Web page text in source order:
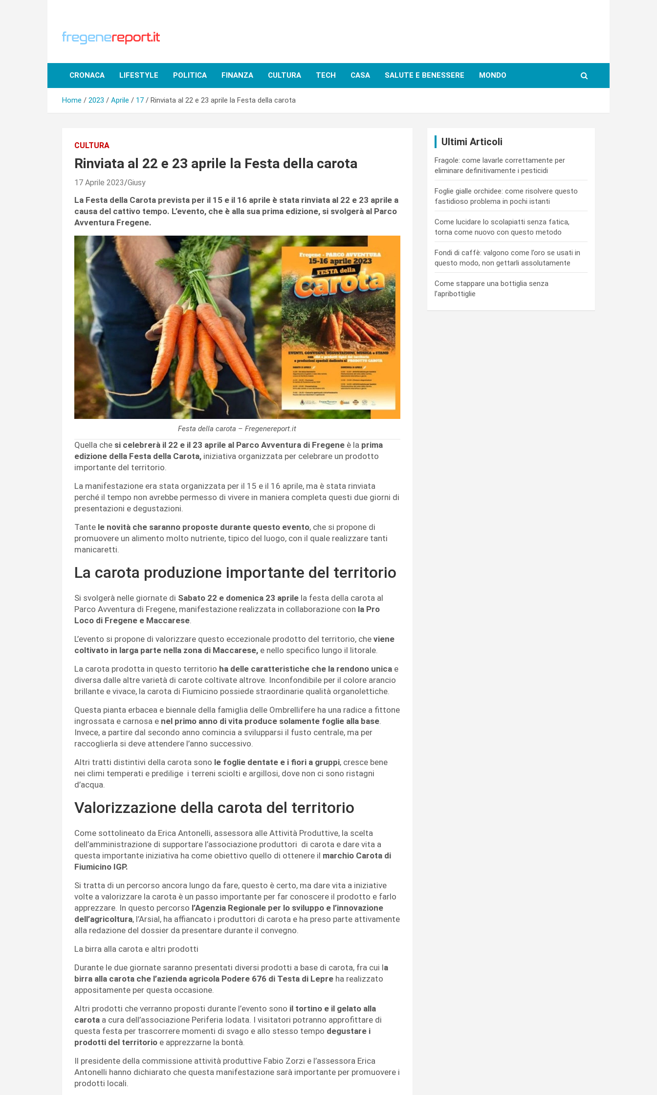
CRONACA LIFESTYLE POLITICA FINANZA CULTURA TECH CASA SALUTE E BENESSERE MONDO
Home 2023 Aprile 17 Rinviata al 22 e 23 aprile la Festa della carota
CULTURA
Rinviata al 22 e 23 aprile la Festa della carota
17 Aprile 2023 Giusy
La Festa della Carota prevista per il 15 e il 16 aprile è stata rinviata al 22 e 23 aprile a
causa del cattivo tempo. L’evento, che è alla sua prima edizione, si svolgerà al Parco
Avventura Fregene.
Festa della carota – Fregenereport.it
Quella che si celebrerà il 22 e il 23 aprile al Parco Avventura di Fregene è la prima
edizione della Festa della Carota, iniziativa organizzata per celebrare un prodotto
importante del territorio.
La manifestazione era stata organizzata per il 15 e il 16 aprile, ma è stata rinviata
perché il tempo non avrebbe permesso di vivere in maniera completa questi due giorni di
presentazioni e degustazioni.
Tante le novità che saranno proposte durante questo evento, che si propone di
promuovere un alimento molto nutriente, tipico del luogo, con il quale realizzare tanti
manicaretti.
La carota produzione importante del territorio
Si svolgerà nelle giornate di Sabato 22 e domenica 23 aprile la festa della carota al
Parco Avventura di Fregene, manifestazione realizzata in collaborazione con la Pro
Loco di Fregene e Maccarese.
L’evento si propone di valorizzare questo eccezionale prodotto del territorio, che viene
coltivato in larga parte nella zona di Maccarese, e nello specifico lungo il litorale.
La carota prodotta in questo territorio ha delle caratteristiche che la rendono unica e
diversa dalle altre varietà di carote coltivate altrove. Inconfondibile per il colore arancio
brillante e vivace, la carota di Fiumicino possiede straordinarie qualità organolettiche.
Questa pianta erbacea e biennale della famiglia delle Ombrellifere ha una radice a fittone
ingrossata e carnosa e nel primo anno di vita produce solamente foglie alla base.
Invece, a partire dal secondo anno comincia a svilupparsi il fusto centrale, ma per
raccoglierla si deve attendere l’anno successivo.
Altri tratti distintivi della carota sono le foglie dentate e i fiori a gruppi, cresce bene
nei climi temperati e predilige i terreni sciolti e argillosi, dove non ci sono ristagni
d’acqua.
Valorizzazione della carota del territorio
Come sottolineato da Erica Antonelli, assessora alle Attività Produttive, la scelta
dell’amministrazione di supportare l’associazione produttori di carota e dare vita a
questa importante iniziativa ha come obiettivo quello di ottenere il marchio Carota di
Fiumicino IGP.
Si tratta di un percorso ancora lungo da fare, questo è certo, ma dare vita a iniziative
volte a valorizzare la carota è un passo importante per far conoscere il prodotto e farlo
apprezzare. In questo percorso l’Agenzia Regionale per lo sviluppo e l’innovazione
dell’agricoltura, l’Arsial, ha affiancato i produttori di carota e ha preso parte attivamente
alla redazione del dossier da presentare durante il convegno.
La birra alla carota e altri prodotti
Durante le due giornate saranno presentati diversi prodotti a base di carota, fra cui la
birra alla carota che l’azienda agricola Podere 676 di Testa di Lepre ha realizzato
appositamente per questa occasione.
Altri prodotti che verranno proposti durante l’evento sono il tortino e il gelato alla
carota a cura dell’associazione Periferia Iodata. I visitatori potranno approfittare di
questa festa per trascorrere momenti di svago e allo stesso tempo degustare i
prodotti del territorio e apprezzarne la bontà.
Il presidente della commissione attività produttive Fabio Zorzi e l’assessora Erica
Antonelli hanno dichiarato che questa manifestazione sarà importante per promuovere i
prodotti locali.
Ultimi Articoli
Fragole: come lavarle correttamente per
eliminare definitivamente i pesticidi
Foglie gialle orchidee: come risolvere questo
fastidioso problema in pochi istanti
Come lucidare lo scolapiatti senza fatica,
torna come nuovo con questo metodo
Fondi di caffè: valgono come l’oro se usati in
questo modo, non gettarli assolutamente
Come stappare una bottiglia senza
l’apribottiglie